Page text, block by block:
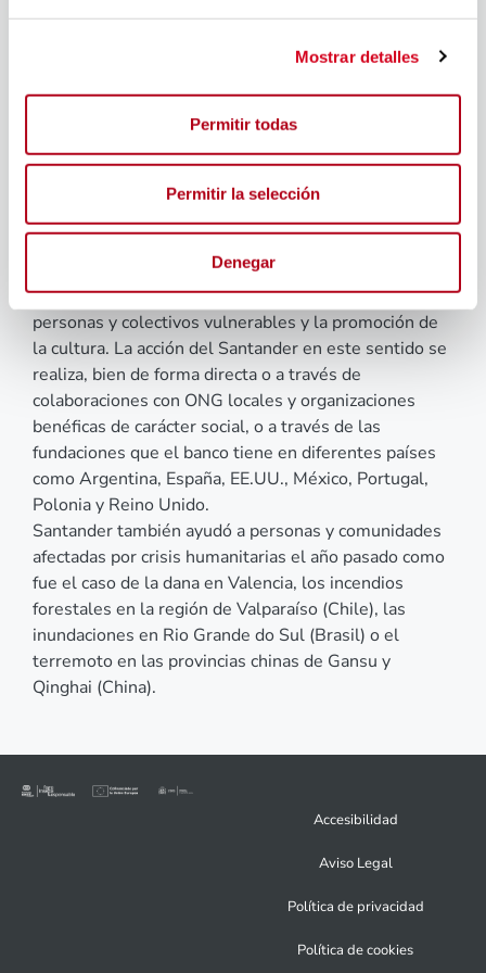
Mostrar detalles
Permitir todas
Permitir la selección
Denegar
económicas a universitarios e investigadores;
formación, aprendizaje de competencias y habilidades
para promover el desarrollo profesional e impulsar la
Universia y Fundación Universia, y apoya a las pymes,
‘startups’, ‘scaleups’ e iniciativas emprendedoras a
través de Santander X.
euros el año pasado a otros programas que impulsan
de forma prioritaria la educación financiera, el apoyo a
personas y colectivos vulnerables y la promoción de
la cultura. La acción del Santander en este sentido se
realiza, bien de forma directa o a través de
colaboraciones con ONG locales y organizaciones
benéficas de carácter social, o a través de las
fundaciones que el banco tiene en diferentes países
como Argentina, España, EE.UU., México, Portugal,
Polonia y Reino Unido.
Santander también ayudó a personas y comunidades
afectadas por crisis humanitarias el año pasado como
fue el caso de la dana en Valencia, los incendios
forestales en la región de Valparaíso (Chile), las
inundaciones en Rio Grande do Sul (Brasil) o el
terremoto en las provincias chinas de Gansu y
Qinghai (China).
Accesibilidad
Aviso Legal
Política de privacidad
Política de cookies